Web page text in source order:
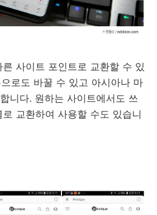
사이트 포인트로 교환할 수 있
로도 바꿀 수 있고 아시아나 마
니다. 원하는 사이트에서도 쓰
교환하여 사용할 수도 있습니